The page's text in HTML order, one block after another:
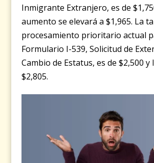
Inmigrante Extranjero, es de
aumento se elevará a $1,965. La
procesamiento prioritario actual
Formulario I-539, Solicitud de
Cambio de Estatus, es de $2,500 y
$2,805.